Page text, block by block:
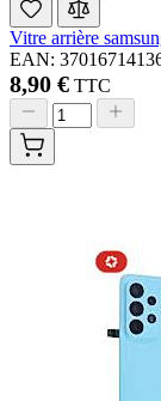
Vitre arrière
EAN:
8,90 € TTC